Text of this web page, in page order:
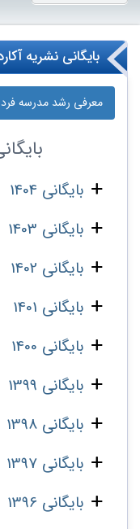
بایگانی نشریه
معرفی رشد مدرسه‌
بایگانی 1404
بایگانی 1403
بایگانی 1402
بایگانی 1401
بایگانی 1400
بایگانی 1399
بایگانی 1398
بایگانی 1397
بایگانی 1396